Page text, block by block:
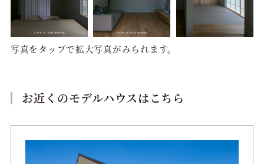
写真をタップで拡大写真がみられます。
お近くのモデルハウスはこちら